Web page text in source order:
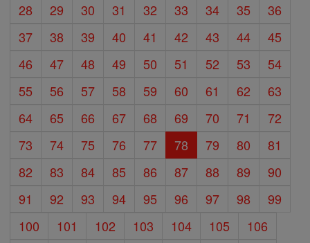
28
29 30 31 32 33 34 35
36
37
38 39 40 41 42 43 44
45
46
47 48 49 50 51 52 53
54
55
56 57 58 59 60 61 62
63
64
65 66 67 68 69 70 71
72
73
74 75 76 77 78 79 80
81
82
83 84 85 86 87 88 89
90
91
92 93 94 95 96 97 98
99
100
101 102 103 104 105
106